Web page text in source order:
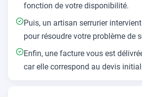
fonction de votre disponibilité.
Puis, un artisan serrurier
pour résoudre votre problème de
Enfin, une facture vous est
car elle correspond au devis